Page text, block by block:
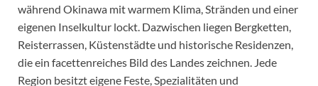
während Okinawa mit warmem Klima, Stränden und einer
eigenen Inselkultur lockt. Dazwischen liegen Bergketten,
Reisterrassen, Küstenstädte und historische Residenzen,
die ein facettenreiches Bild des Landes zeichnen. Jede
Region besitzt eigene Feste, Spezialitäten und